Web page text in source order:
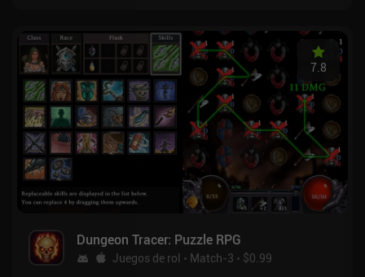
Dungeon Tracer: Puzzle RPG
Juegos de rol Match-3 $0.99
7.8